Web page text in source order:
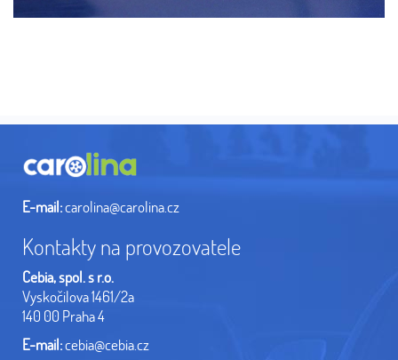
E-mail:carolina@carolina.cz
Kontakty na provozovatele
Cebia, spol. s r.o.
Vyskočilova 1461/2a
140 00 Praha 4
E-mail:cebia@cebia.cz